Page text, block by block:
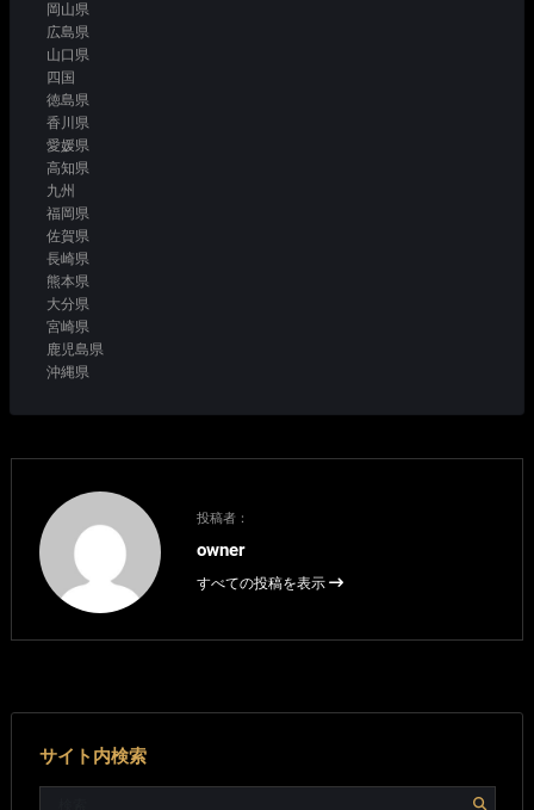
岡山県
広島県
山口県
四国
徳島県
香川県
愛媛県
高知県
九州
福岡県
佐賀県
長崎県
熊本県
大分県
宮崎県
鹿児島県
沖縄県
投稿者：
owner
すべての投稿を表示
サイト内検索